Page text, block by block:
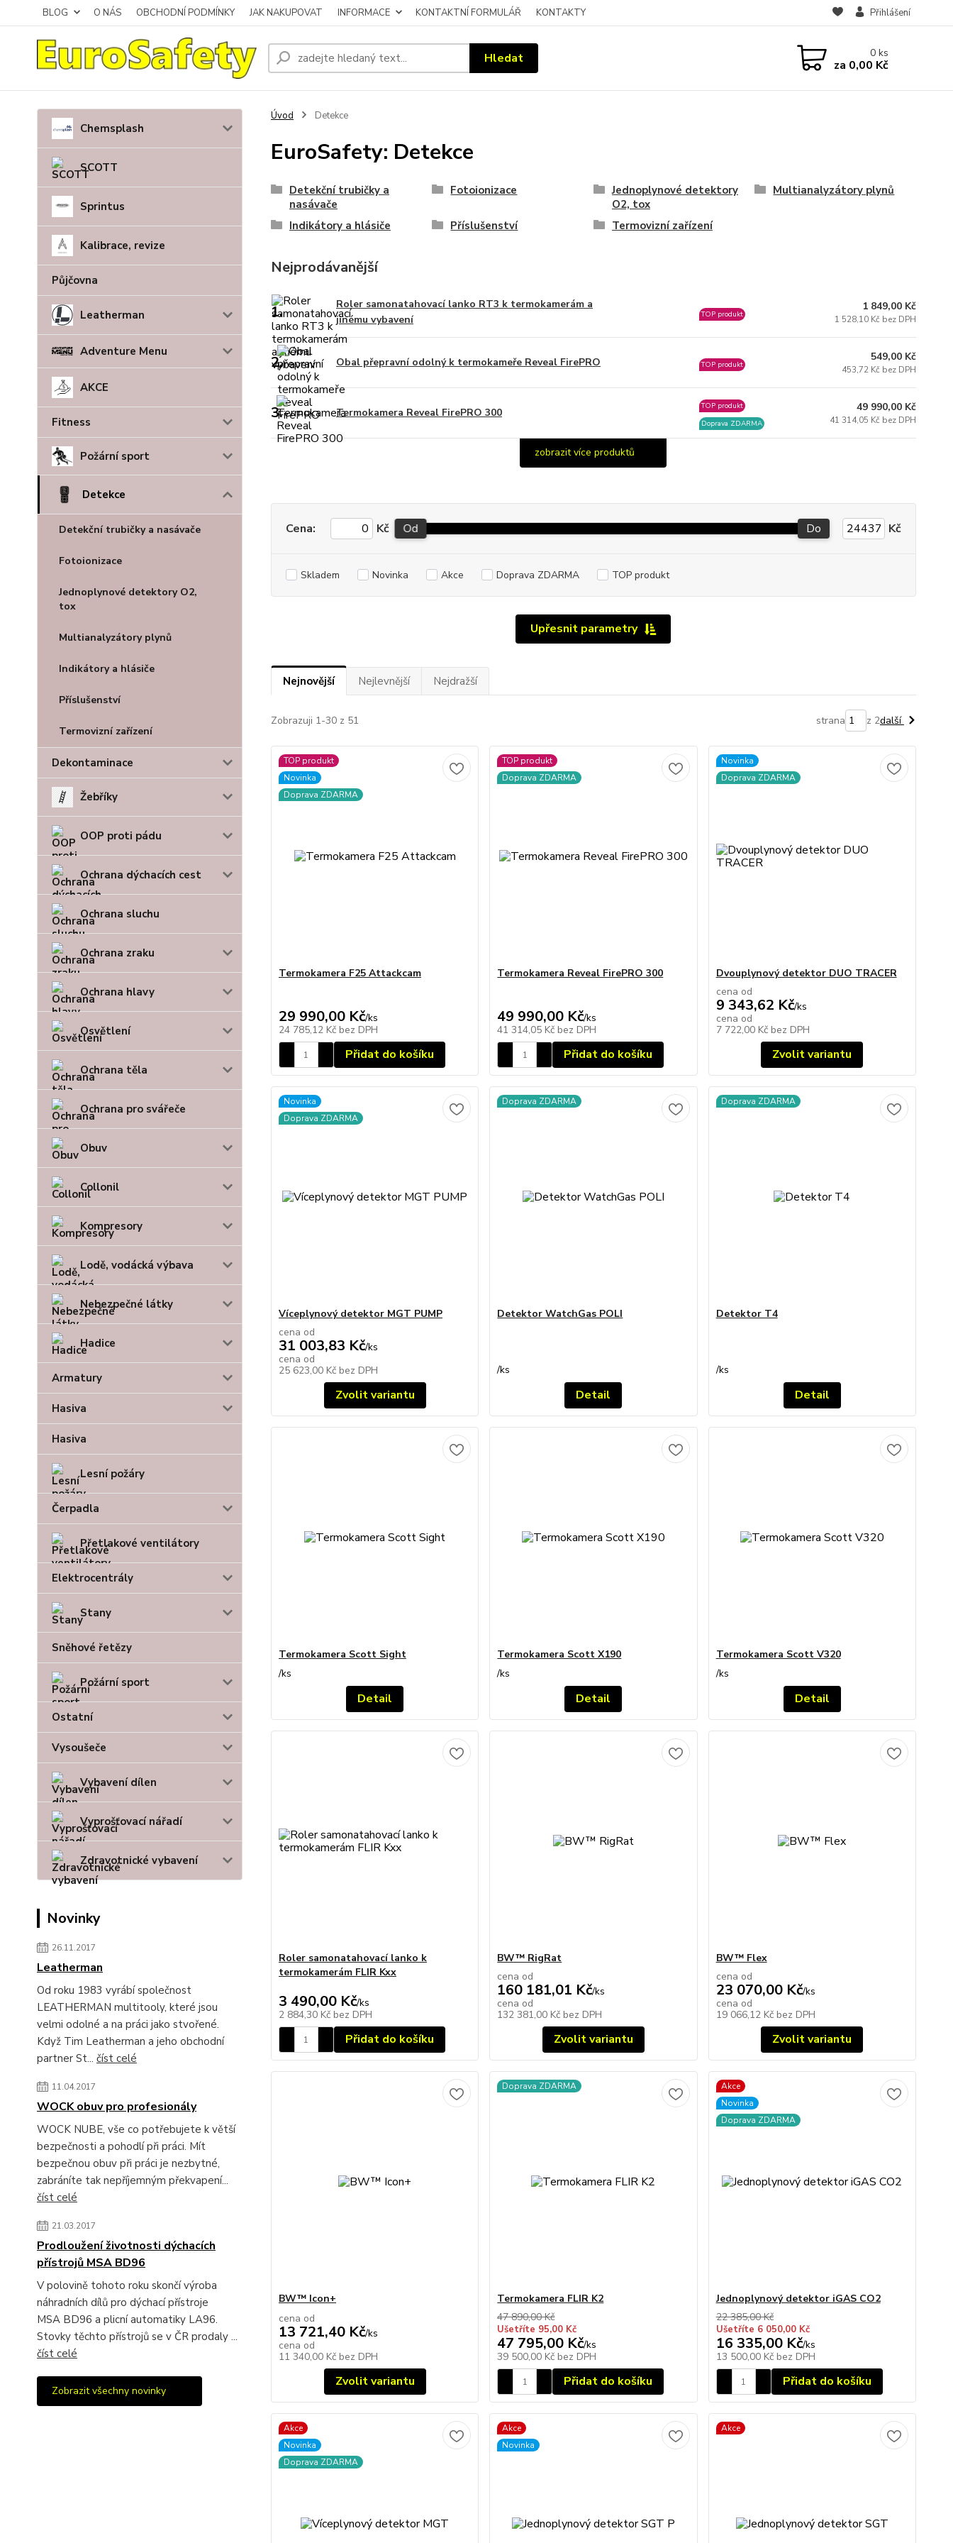
BLOG O NÁS OBCHODNÍ PODMÍNKY JAK NAKUPOVAT INFORMACE KONTAKTNÍ FORMULÁŘ KONTAKTY Přihlášení
Hledat 0ks
za 0,00 Kč
Chemsplash
SCOTT
Sprintus
Kalibrace, revize
Půjčovna
Leatherman
Adventure Menu
AKCE
Fitness
Požární sport
Detekce
Detekční trubičky a nasávače
Fotoionizace
Jednoplynové detektory O2,
tox
Multianalyzátory plynů
Indikátory a hlásiče
Příslušenství
Termovizní zařízení
Dekontaminace
Žebříky
OOP proti pádu
Ochrana dýchacích cest
Ochrana sluchu
Ochrana zraku
Ochrana hlavy
Osvětlení
Ochrana těla
Ochrana pro svářeče
Obuv
Collonil
Kompresory
Lodě, vodácká výbava
Nebezpečné látky
Hadice
Armatury
Hasiva
Hasiva
Lesní požáry
Čerpadla
Přetlakové ventilátory
Elektrocentrály
Stany
Sněhové řetězy
Požární sport
Ostatní
Vysoušeče
Vybavení dílen
Vyprošťovací nářadí
Zdravotnické vybavení
Novinky
26.11.2017
Leatherman
Od roku 1983 vyrábí společnost
LEATHERMAN multitooly, které jsou
velmi odolné a na práci jako stvořené.
Když Tim Leatherman a jeho obchodní
partner St... číst celé
11.04.2017
WOCK obuv pro profesionály
WOCK NUBE, vše co potřebujete k větší
bezpečnosti a pohodlí při práci. Mít
bezpečnou obuv při práci je nezbytné,
zabráníte tak nepříjemným překvapení...
číst celé
21.03.2017
Prodloužení životnosti dýchacích
přístrojů MSA BD96
V polovině tohoto roku skončí výroba
náhradních dílů pro dýchací přístroje
MSA BD96 a plicní automatiky LA96.
Stovky těchto přístrojů se v ČR prodaly ...
číst celé
Zobrazit všechny novinky
Úvod Detekce
EuroSafety: Detekce
Detekční trubičky a
nasávače
Fotoionizace
Jednoplynové detektory
O2, tox
Multianalyzátory plynů
Indikátory a hlásiče Příslušenství Termovizní zařízení
Nejprodávanější
1.
Roler samonatahovací lanko RT3 k termokamerám a
jinému vybavení
TOP produkt
1 849,00 Kč
1 528,10 Kč bez DPH
2. Obal přepravní odolný k termokameře Reveal FirePRO TOP produkt
549,00 Kč
453,72 Kč bez DPH
3. Termokamera Reveal FirePRO 300
TOP produkt
Doprava ZDARMA
49 990,00 Kč
41 314,05 Kč bez DPH
zobrazit více produktů
Upřesnit parametry
Cena: Kč Od Do Kč
Skladem Novinka Akce Doprava ZDARMA TOP produkt
Nejnovější Nejlevnější Nejdražší
Zobrazuji 1-30 z 51 strana z 2další
TOP produkt
Novinka
Doprava ZDARMA
Termokamera F25 Attackcam
29 990,00 Kč/ks
24 785,12 Kč bez DPH
Přidat do košíku
TOP produkt
Doprava ZDARMA
Termokamera Reveal FirePRO 300
49 990,00 Kč/ks
41 314,05 Kč bez DPH
Přidat do košíku
Novinka
Doprava ZDARMA
Dvouplynový detektor DUO TRACER
cena od
9 343,62 Kč/ks
cena od
7 722,00 Kč bez DPH
Zvolit variantu
Novinka
Doprava ZDARMA
Víceplynový detektor MGT PUMP
cena od
31 003,83 Kč/ks
cena od
25 623,00 Kč bez DPH
Zvolit variantu
Doprava ZDARMA
Detektor WatchGas POLI
/ks
Detail
Doprava ZDARMA
Detektor T4
/ks
Detail
Termokamera Scott Sight
/ks
Detail
Termokamera Scott X190
/ks
Detail
Termokamera Scott V320
/ks
Detail
Roler samonatahovací lanko k
termokamerám FLIR Kxx
3 490,00 Kč/ks
2 884,30 Kč bez DPH
Přidat do košíku
BW™ RigRat
cena od
160 181,01 Kč/ks
cena od
132 381,00 Kč bez DPH
Zvolit variantu
BW™ Flex
cena od
23 070,00 Kč/ks
cena od
19 066,12 Kč bez DPH
Zvolit variantu
BW™ Icon+
cena od
13 721,40 Kč/ks
cena od
11 340,00 Kč bez DPH
Zvolit variantu
Doprava ZDARMA
Termokamera FLIR K2
47 890,00 Kč
Ušetříte 95,00 Kč
47 795,00 Kč/ks
39 500,00 Kč bez DPH
Přidat do košíku
Akce
Novinka
Doprava ZDARMA
Jednoplynový detektor iGAS CO2
22 385,00 Kč
Ušetříte 6 050,00 Kč
16 335,00 Kč/ks
13 500,00 Kč bez DPH
Přidat do košíku
Akce
Novinka
Doprava ZDARMA
Akce
Novinka
Akce